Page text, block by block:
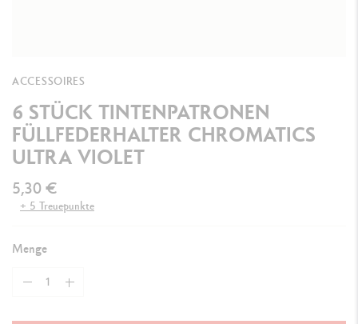
ACCESSOIRES
6 STÜCK TINTENPATRONEN
FÜLLFEDERHALTER CHROMATICS
ULTRA VIOLET
5,30 €
+ 5 Treuepunkte
Menge